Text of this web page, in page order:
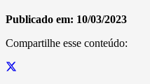
Publicado em: 10/03/2023
Compartilhe esse conteúdo: